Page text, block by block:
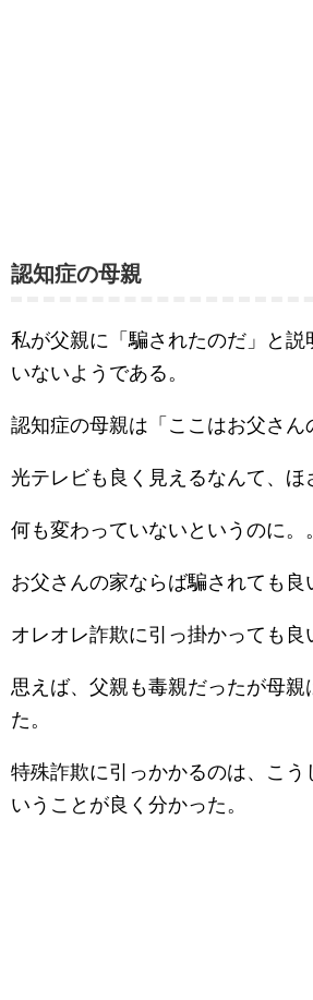
認知症の母親
私が父親に「騙されたのだ」と説
いないようである。
認知症の母親は「ここはお父さん
光テレビも良く見えるなんて、ほ
何も変わっていないというのに。。
お父さんの家ならば騙されても良
オレオレ詐欺に引っ掛かっても良
思えば、父親も毒親だったが母親
た。
特殊詐欺に引っかかるのは、こう
いうことが良く分かった。